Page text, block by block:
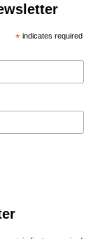
* indicates required